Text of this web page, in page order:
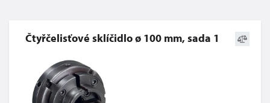
Čtyřčelisťové sklíčidlo ø 100 mm, sada 1